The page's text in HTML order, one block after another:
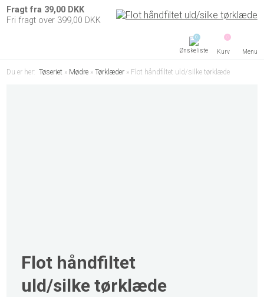
Fragt fra 39,00 DKK
Fri fragt over 399,00 DKK
0
Menu
Du er her:Tøseriet » Mødre »Tørklæder » Flot håndfiltet uld/silke tørklæde
Flot håndfiltet
uld/silke tørklæde